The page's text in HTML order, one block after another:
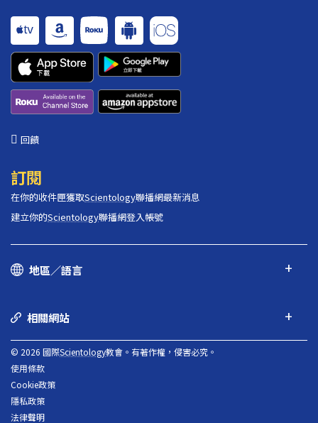
回饋
訂閱
在你的收件匣獲取Scientology聯播網最新消息
建立你的Scientology聯播網登入帳號
地區／語言
相關網站
© 2026 國際Scientology教會。有著作權，侵害必究。
使用條款
Cookie政策
隱私政策
法律聲明